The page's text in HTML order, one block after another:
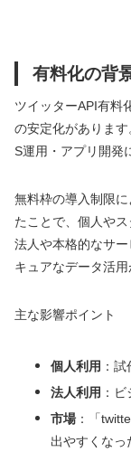
有料化の背
ツイッターAPI有料
の安定化がありま
S運用・アプリ開発
無料枠の導入制限
たことで、個人や
法人や本格的なサ
キュアなデータ活用
主な影響ポイント
個人利用 ：
法人利用 ：
市場：「
出やすくなっ